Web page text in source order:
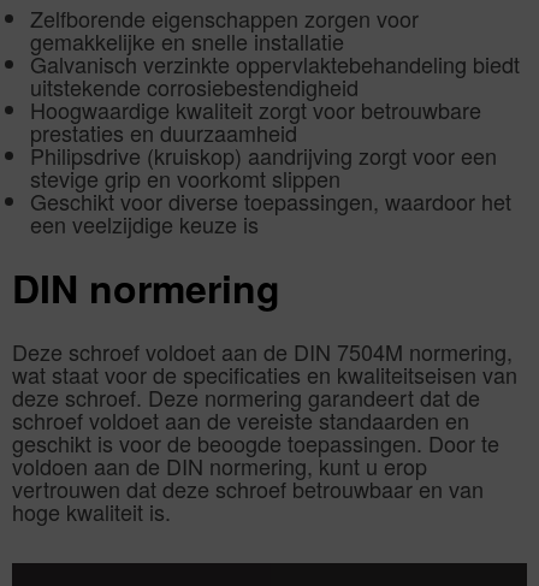
Zelfborende eigenschappen zorgen voor
gemakkelijke en snelle installatie
Galvanisch verzinkte oppervlaktebehandeling biedt
uitstekende corrosiebestendigheid
Hoogwaardige kwaliteit zorgt voor betrouwbare
prestaties en duurzaamheid
Philipsdrive (kruiskop) aandrijving zorgt voor een
stevige grip en voorkomt slippen
Geschikt voor diverse toepassingen, waardoor het
een veelzijdige keuze is
DIN normering
Deze schroef voldoet aan de DIN 7504M normering,
wat staat voor de specificaties en kwaliteitseisen van
deze schroef. Deze normering garandeert dat de
schroef voldoet aan de vereiste standaarden en
geschikt is voor de beoogde toepassingen. Door te
voldoen aan de DIN normering, kunt u erop
vertrouwen dat deze schroef betrouwbaar en van
hoge kwaliteit is.